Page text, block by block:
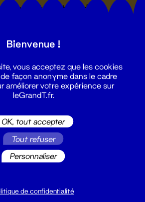
les actualités du
14h → 18h
Bienvenue !
vous acceptez que les cookies
façon anonyme dans le cadre
améliorer votre expérience sur
leGrandT.fr.
OK, tout accepter
Tout refuser
Personnaliser
de confidentialité